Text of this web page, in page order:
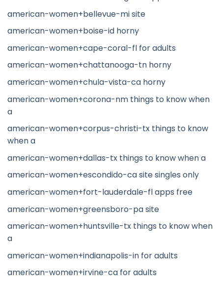
american-women+bellevue-mi site
american-women+boise-id horny
american-women+cape-coral-fl for adults
american-women+chattanooga-tn horny
american-women+chula-vista-ca horny
american-women+corona-nm things to know when
a
american-women+corpus-christi-tx things to know
when a
american-women+dallas-tx things to know when a
american-women+escondido-ca site singles only
american-women+fort-lauderdale-fl apps free
american-women+greensboro-pa site
american-women+huntsville-tx things to know when
a
american-women+indianapolis-in for adults
american-women+irvine-ca for adults